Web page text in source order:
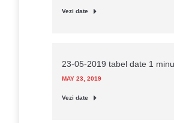
Vezi date
23-05-2019 tabel date 1
MAY 23, 2019
Vezi date